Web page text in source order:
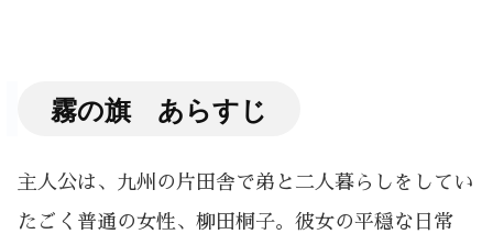
霧の旗 あらすじ
主人公は、九州の片田舎で弟と二人暮らしをしてい
たごく普通の女性、柳田桐子。彼女の平穏な日常